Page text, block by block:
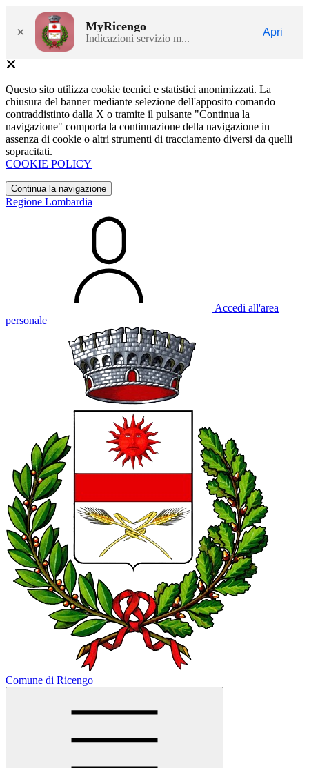
× MyRicengo
Indicazioni servizio m...
Apri
Questo sito utilizza cookie tecnici e statistici anonimizzati. La
chiusura del banner mediante selezione dell'apposito comando
contraddistinto dalla X o tramite il pulsante "Continua la
navigazione" comporta la continuazione della navigazione in
assenza di cookie o altri strumenti di tracciamento diversi da quelli
sopracitati.
COOKIE POLICY
Continua la navigazione
Regione Lombardia
Accedi all'area
personale
Comune di Ricengo